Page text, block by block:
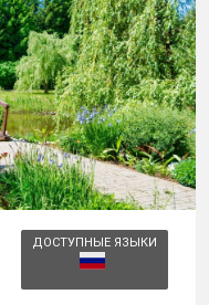
ДОСТУПНЫЕ ЯЗЫКИ